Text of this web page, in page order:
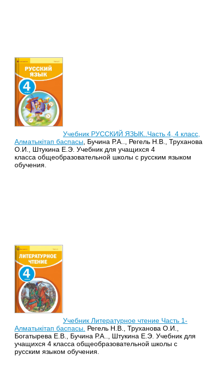
Учебник РУССКИЙ ЯЗЫК..Часть 4, 4 класс,
Алматыкітап баспасы , Бучина Р.А.., Регель Н.В., Труханова
О.И., Штукина Е.Э. Учебник для учащихся 4
класса общеобразовательной школы с русским языком
обучения.
Учебник Литературное чтение Часть 1-
Алматыкітап баспасы.
Регель Н.В., Труханова О.И.,
Богатырева Е.В., Бучина Р.А.., Штукина Е.Э. Учебник для
учащихся 4 класса общеобразовательной школы с
русским языком обучения.